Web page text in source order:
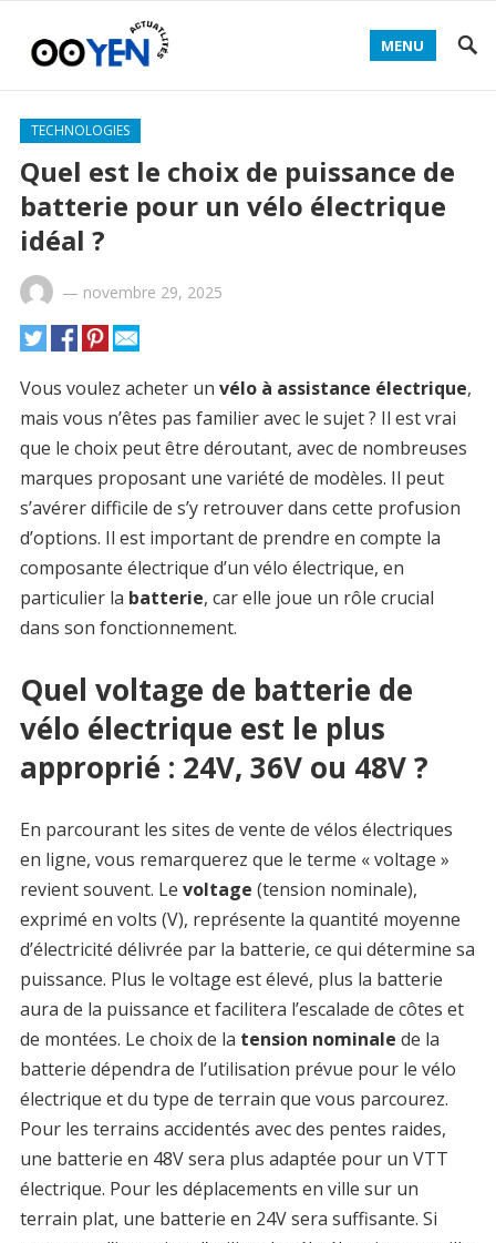
MENU
TECHNOLOGIES
Quel est le choix de puissance de
batterie pour un vélo électrique
idéal ?
— novembre 29, 2025
Vous voulez acheter un vélo à assistance électrique,
mais vous n’êtes pas familier avec le sujet ? Il est vrai
que le choix peut être déroutant, avec de nombreuses
marques proposant une variété de modèles. Il peut
s’avérer difficile de s’y retrouver dans cette profusion
d’options. Il est important de prendre en compte la
composante électrique d’un vélo électrique, en
particulier la batterie, car elle joue un rôle crucial
dans son fonctionnement.
Quel voltage de batterie de
vélo électrique est le plus
approprié : 24V, 36V ou 48V ?
En parcourant les sites de vente de vélos électriques
en ligne, vous remarquerez que le terme « voltage »
revient souvent. Le voltage (tension nominale),
exprimé en volts (V), représente la quantité moyenne
d’électricité délivrée par la batterie, ce qui détermine sa
puissance. Plus le voltage est élevé, plus la batterie
aura de la puissance et facilitera l’escalade de côtes et
de montées. Le choix de la tension nominale de la
batterie dépendra de l’utilisation prévue pour le vélo
électrique et du type de terrain que vous parcourez.
Pour les terrains accidentés avec des pentes raides,
une batterie en 48V sera plus adaptée pour un VTT
électrique. Pour les déplacements en ville sur un
terrain plat, une batterie en 24V sera suffisante. Si